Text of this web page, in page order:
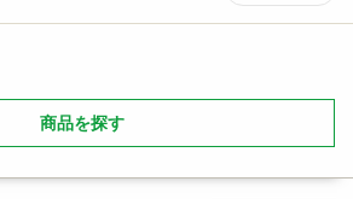
商品を探す